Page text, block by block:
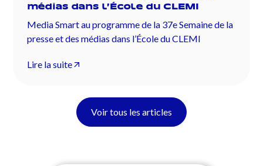
médias dans l’École du CLEMI
Media Smart au programme de la 37e Semaine de la
presse et des médias dans l’École du CLEMI
Lire la suite
Voir tous les articles